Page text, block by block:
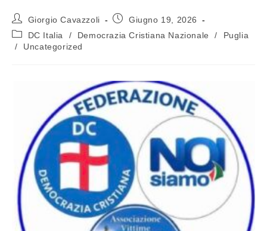
Giorgio Cavazzoli
Giugno 19, 2026
DC Italia
/ Democrazia Cristiana Nazionale /
Puglia
/
Uncategorized